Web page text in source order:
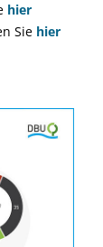
hier
Sie hier